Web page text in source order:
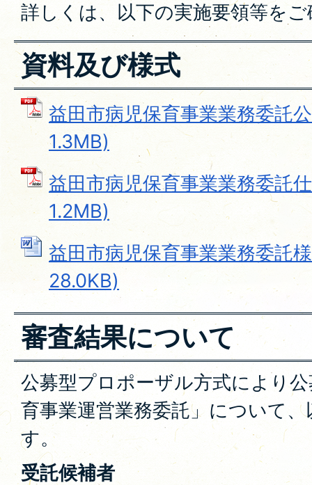
詳しくは、以下の実施要領等を
資料及び様式
益田市病児保育事業業務委託
1.3MB)
益田市病児保育事業業務委託
1.2MB)
益田市病児保育事業業務委託
28.0KB)
審査結果について
公募型プロポーザル方式により
育事業運営業務委託」について
す。
受託候補者